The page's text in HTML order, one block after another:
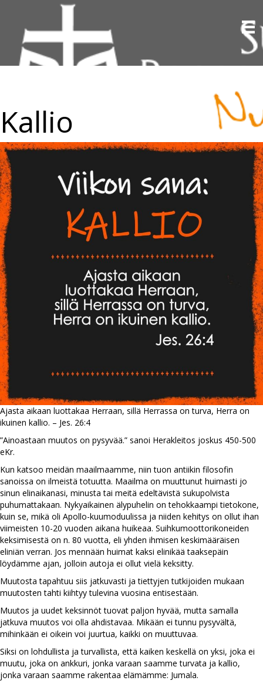
Kallio
Ajasta aikaan luottakaa Herraan, sillä Herrassa on turva, Herra on
ikuinen kallio. – Jes. 26:4
”Ainoastaan muutos on pysyvää.” sanoi Herakleitos joskus 450-500
eKr.
Kun katsoo meidän maailmaamme, niin tuon antiikin filosofin
sanoissa on ilmeistä totuutta. Maailma on muuttunut huimasti jo
sinun elinaikanasi, minusta tai meitä edeltävistä sukupolvista
puhumattakaan. Nykyaikainen älypuhelin on tehokkaampi tietokone,
kuin se, mikä oli Apollo-kuumoduulissa ja niiden kehitys on ollut ihan
viimeisten 10-20 vuoden aikana huikeaa. Suihkumoottorikoneiden
keksimisestä on n. 80 vuotta, eli yhden ihmisen keskimääräisen
eliniän verran. Jos mennään huimat kaksi elinikää taaksepäin
löydämme ajan, jolloin autoja ei ollut vielä keksitty.
Muutosta tapahtuu siis jatkuvasti ja tiettyjen tutkijoiden mukaan
muutosten tahti kiihtyy tulevina vuosina entisestään.
Muutos ja uudet keksinnöt tuovat paljon hyvää, mutta samalla
jatkuva muutos voi olla ahdistavaa. Mikään ei tunnu pysyvältä,
mihinkään ei oikein voi juurtua, kaikki on muuttuvaa.
Siksi on lohdullista ja turvallista, että kaiken keskellä on yksi, joka ei
muutu, joka on ankkuri, jonka varaan saamme turvata ja kallio,
jonka varaan saamme rakentaa elämämme: Jumala.